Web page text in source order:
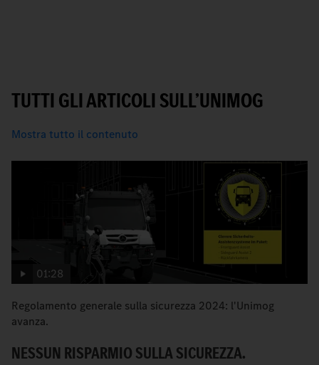
TUTTI GLI ARTICOLI SULL’UNIMOG
Mostra tutto il contenuto
01:28
Regolamento generale sulla sicurezza 2024: l'Unimog
avanza.
NESSUN RISPARMIO SULLA SICUREZZA.